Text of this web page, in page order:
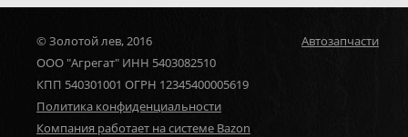
© Золотой лев, 2016
ООО "Агрегат" ИНН 5403082510
КПП 540301001 ОГРН 12345400005619
Политика конфиденциальности
Компания работает на системе Bazon
Автозапчасти